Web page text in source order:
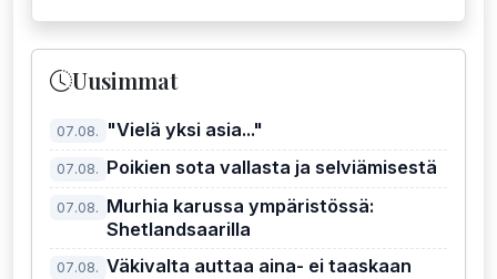
Uusimmat
07.08. "Vielä yksi asia..."
07.08. Poikien sota vallasta ja selviämisestä
07.08. Murhia karussa ympäristössä:
Shetlandsaarilla
07.08. Väkivalta auttaa aina- ei taaskaan